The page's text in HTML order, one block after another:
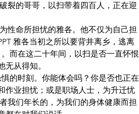
裂的哥哥，以扫带着四百人，正在迎
性命所担忧的雅各。他不仅为自己担
雅各当初之所以要背井离乡，逃离
而在这二十年间，以扫是否一直怀恨
从得知。
的时刻。你能体会吗？你是否也正在
作业担忧；或是职场人士，为升迁忧
我们年长的，为我们的身体健康而担